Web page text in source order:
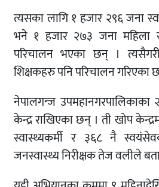
त्यसका लागि १ हजार २९६ जना
भने १ हजार २७३ जना महिला
परिचालन भएका छन् ।
शिक्षकहरु पनि परिचालन गरिएका
नेपालगन्ज उपमहानगरपालिकाका
केन्द्र राखिएका छन् । ती खोप
स्वास्थ्यकर्मी र ३६८ नै
जनस्वास्थ्य निरीक्षक तेज वलीले